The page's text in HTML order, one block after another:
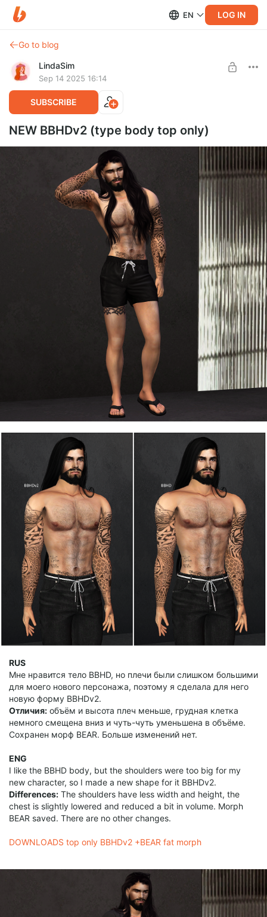
EN LOG IN
Go to blog
LindaSim
Sep 14 2025 16:14
SUBSCRIBE
NEW BBHDv2 (type body top only)
RUS
Мне нравится тело BBHD, но плечи были слишком большими
для моего нового персонажа, поэтому я сделала для него
новую форму BBHDv2.
Отличия: объём и высота плеч меньше, грудная клетка
немного смещена вниз и чуть-чуть уменьшена в объёме.
Сохранен морф BEAR. Больше изменений нет.
ENG
I like the BBHD body, but the shoulders were too big for my
new character, so I made a new shape for it BBHDv2.
Differences: The shoulders have less width and height, the
chest is slightly lowered and reduced a bit in volume. Morph
BEAR saved. There are no other changes.
DOWNLOADS top only BBHDv2 +BEAR fat morph